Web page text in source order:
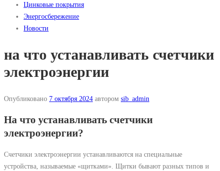
Цинковые покрытия
Энергосбережение
Новости
на что устанавливать счетчики
электроэнергии
Опубликовано 7 октября 2024 автором sib_admin
На что устанавливать счетчики
электроэнергии?
Счетчики электроэнергии устанавливаются на специальные
устройства, называемые «щитками». Щитки бывают разных типов и